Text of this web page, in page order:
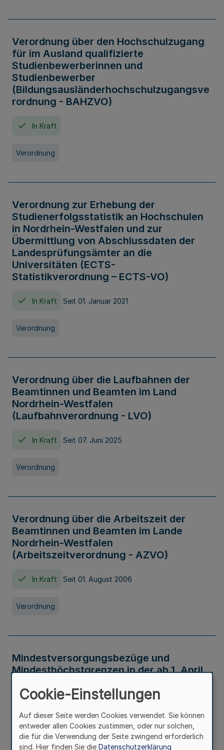
Verordnung über den Hochschulzugang
für im Ausland qualifizierte
Studienbewerberinnen und
Studienbewerber
(Bildungsausländerhochschulzugangsve
rordnung - BAHZVO)
In Kraft
Verordnung
Verordnung zur Erhebung der
Studienerfolgsstatistik an Hochschulen
in Nordrhein-Westfalen und zur
Übermittlung von Abschlussdaten der
Landesprüfungsämter an die
Universitäten (ECTS-
Statistikverordnung – ECTS-VO)
In Kraft Seit 01. Januar 2021
Verordnung
Verordnung über die Laufbahnen der
Beamtinnen und Beamten im Land
Nordrhein-Westfalen
(Laufbahnverordnung - LVO)
In Kraft Seit 07. Juni 2025
Verordnung
Verordnung über die Arbeitszeit der
Beamtinnen und Beamten im Lande
Nordrhein-Westfalen
(Arbeitszeitverordnung - AZVO)
In Kraft Seit 01. August 2006
Verordnung
Mindestversorgungsbezüge und
Mindesthöchstgrenzen in der ab 1. April
Verwaltungsvorschrift
Cookie-Einstellungen
Auf dieser Seite werden Cookies verwendet. Sie können
entweder allen Cookies zustimmen, oder nur solchen,
die für die Verwendung der Seite zwingend erforderlich
sind. Hier finden Sie die Datenschutzerklärung